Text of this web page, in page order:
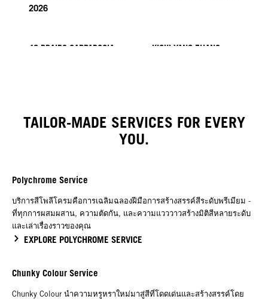
2026
40 BRAIDS CAPPADOCIA KICKI YANG ZHANG
TAILOR-MADE SERVICES FOR EVERY
YOU.
Polychrome Service
บริการสีโพลีโครมคือการเฉลิมฉลองฝีมือการสร้างสรรค์สีระดับพรีเมียม -
ที่ทุกการผสมผสาน, ความตัดกัน, และความแวววาวสร้างมิติสีหลายระดับ
และเล่าเรื่องราวของคุณ
EXPLORE POLYCHROME SERVICE
Chunky Colour Service
Chunky Colour นำความหรูหราใหม่มาสู่สีที่โดดเด่นและสร้างสรรค์โดย